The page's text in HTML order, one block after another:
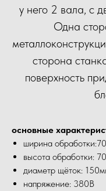
у него 2 вала, с
Одна
сторона
поверхность
основные
ширина
высота обработки:
диаметр щёток:
напряжение: 380В